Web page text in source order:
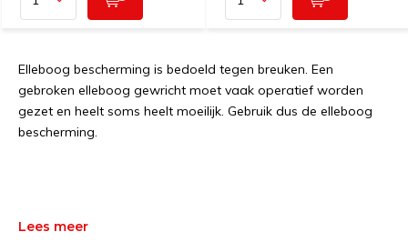
Elleboog bescherming is bedoeld tegen breuken. Een
gebroken elleboog gewricht moet vaak operatief worden
gezet en heelt soms heelt moeilijk. Gebruik dus de elleboog
bescherming.
Lees meer